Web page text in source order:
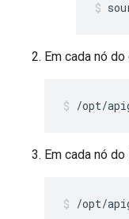
Em cada nó
/opt/
Em cada nó
/opt/